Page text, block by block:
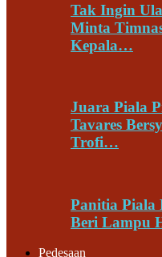
Tak Ingin
Minta
Kepala…
Juara Piala
Tavares
Trofi…
Panitia Piala
Beri Lampu
Pedesaan